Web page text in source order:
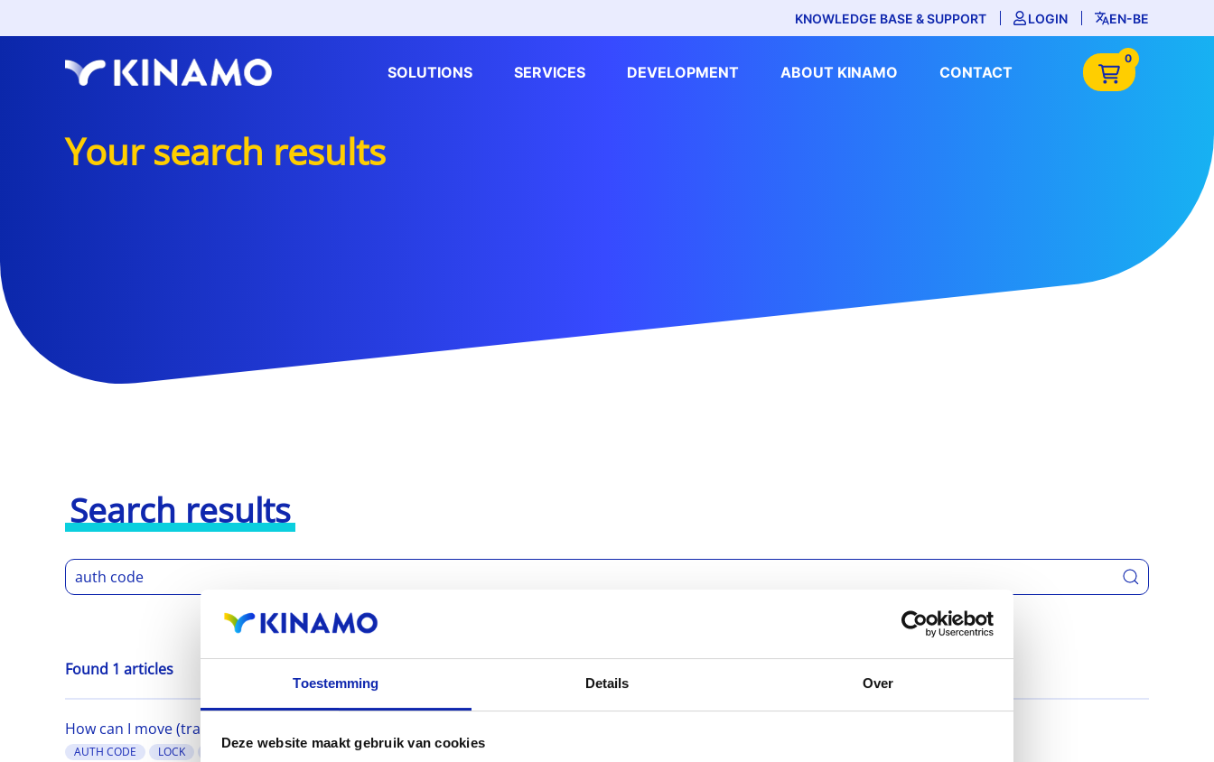
Toestemming Details Over
Deze website maakt gebruik van cookies
KNOWLEDGE BASE & SUPPORT LOGIN EN-BE
SOLUTIONS SERVICES DEVELOPMENT ABOUT KINAMO CONTACT
0
Your search results
Search results
Found 1 articles
How can I move (transfer) a .com, .net or .org domain name?
AUTH CODE LOCK TRANSFER